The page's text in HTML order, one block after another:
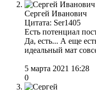
Сергей Иванович
Цитата: Ser1405
Есть потенциал
Да, есть... А еще
идеальный мат
5 марта 2021 16:28
0